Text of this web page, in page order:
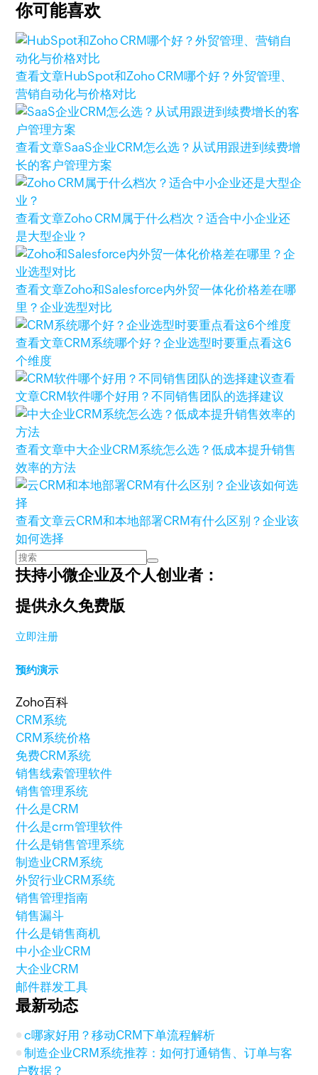
你可能喜欢
查看文章HubSpot和Zoho CRM哪个好？外贸管理、
营销自动化与价格对比
查看文章SaaS企业CRM怎么选？从试用跟进到续费增
长的客户管理方案
查看文章Zoho CRM属于什么档次？适合中小企业还
是大型企业？
查看文章Zoho和Salesforce内外贸一体化价格差在哪
里？企业选型对比
查看文章CRM系统哪个好？企业选型时要重点看这6
个维度
查看
文章CRM软件哪个好用？不同销售团队的选择建议
查看文章中大企业CRM系统怎么选？低成本提升销售
效率的方法
查看文章云CRM和本地部署CRM有什么区别？企业该
如何选择
扶持小微企业及个人创业者：
提供永久免费版
立即注册
预约演示
Zoho百科
CRM系统
CRM系统价格
免费CRM系统
销售线索管理软件
销售管理系统
什么是CRM
什么是crm管理软件
什么是销售管理系统
制造业CRM系统
外贸行业CRM系统
销售管理指南
销售漏斗
什么是销售商机
中小企业CRM
大企业CRM
邮件群发工具
最新动态
c哪家好用？移动CRM下单流程解析
制造企业CRM系统推荐：如何打通销售、订单与客
户数据？